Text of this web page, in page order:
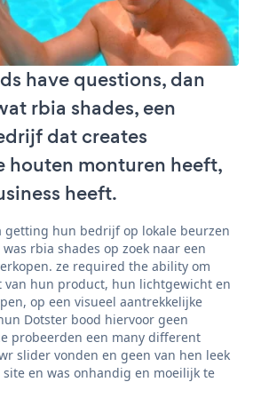
have questions, dan
rbia shades, een
dat creates
houten monturen heeft,
heeft.
getting hun bedrijf op lokale beurzen
rbia shades op zoek naar een
ze required the ability om
van hun product, hun lichtgewicht en
op een visueel aantrekkelijke
Dotster bood hiervoor geen
probeerden een many different
slider vonden en geen van hen leek
en was onhandig en moeilijk te